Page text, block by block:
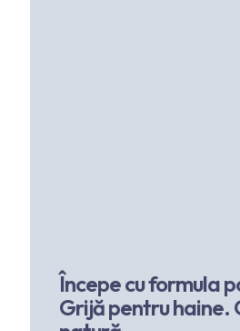
Începe cu formula
Grijă pentru haine.